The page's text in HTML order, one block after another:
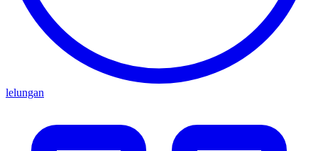
lelungan